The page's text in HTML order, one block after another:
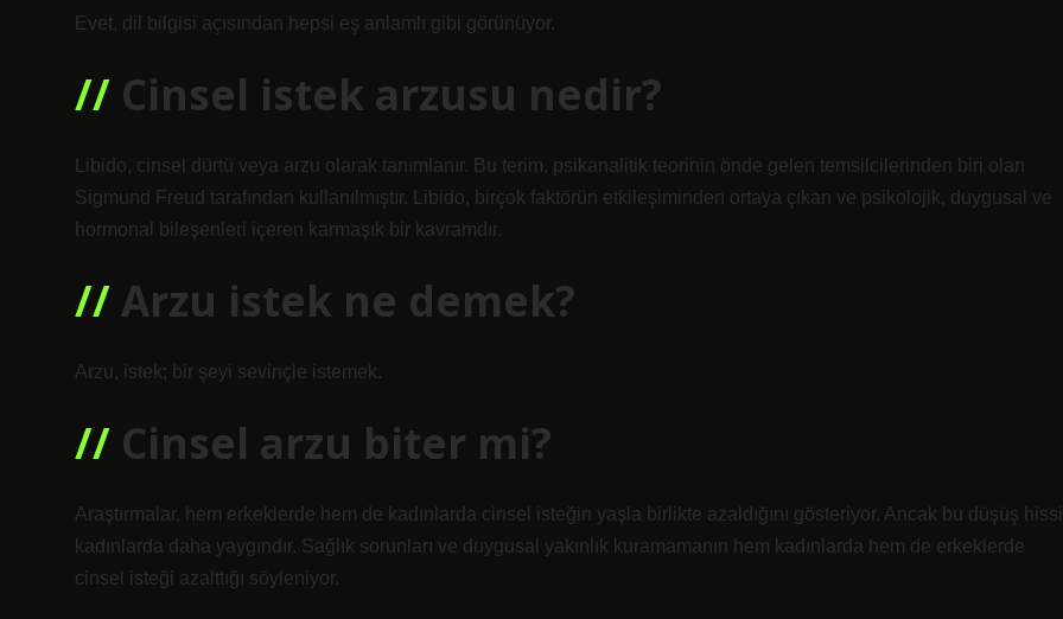
Evet, dil bilgisi açısından hepsi eş anlamlı gibi görünüyor.
Cinsel istek arzusu nedir?
Libido, cinsel dürtü veya arzu olarak tanımlanır. Bu terim, psikanalitik teorinin önde gelen temsilcilerinden biri olan
Sigmund Freud tarafından kullanılmıştır. Libido, birçok faktörün etkileşiminden ortaya çıkan ve psikolojik, duygusal ve
hormonal bileşenleri içeren karmaşık bir kavramdır.
Arzu istek ne demek?
Arzu, istek; bir şeyi sevinçle istemek.
Cinsel arzu biter mi?
Araştırmalar, hem erkeklerde hem de kadınlarda cinsel isteğin yaşla birlikte azaldığını gösteriyor. Ancak bu düşüş hissi
kadınlarda daha yaygındır. Sağlık sorunları ve duygusal yakınlık kuramamanın hem kadınlarda hem de erkeklerde
cinsel isteği azalttığı söyleniyor.